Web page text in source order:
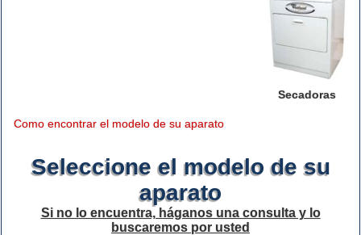
Secadoras
Como encontrar el modelo de su aparato
Seleccione el modelo de su
aparato
Si no lo encuentra, háganos una consulta y lo
buscaremos por usted